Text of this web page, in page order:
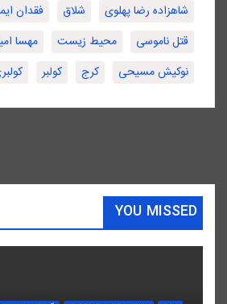
شاهزاده رضا پهلوی
شلاق فقدان
قتل ناموسی
محیط زیست
مهسا
نوکیش مسیحی
کرج کولبر
YOU MISSED